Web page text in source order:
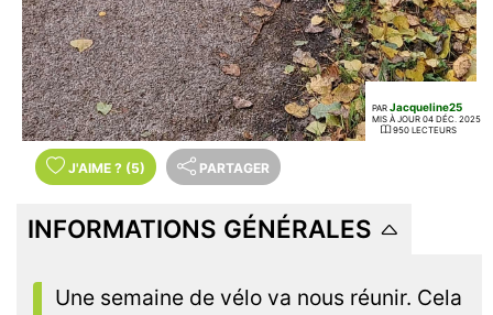
PAR Jacqueline25
MIS À JOUR 04 DÉC. 2025
950 LECTEURS
J'AIME ? (5) PARTAGER
INFORMATIONS GÉNÉRALES
Une semaine de vélo va nous réunir. Cela